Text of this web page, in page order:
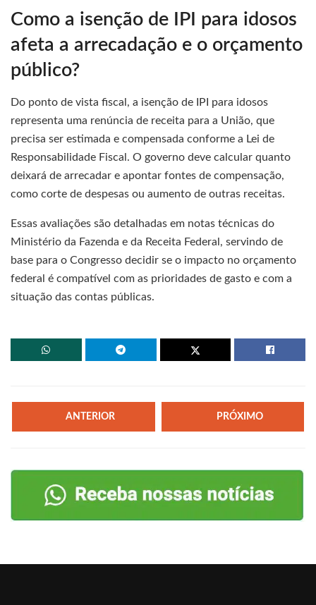
Como a isenção de IPI para idosos
afeta a arrecadação e o orçamento
público?
Do ponto de vista fiscal, a isenção de IPI para idosos
representa uma renúncia de receita para a União, que
precisa ser estimada e compensada conforme a Lei de
Responsabilidade Fiscal. O governo deve calcular quanto
deixará de arrecadar e apontar fontes de compensação,
como corte de despesas ou aumento de outras receitas.
Essas avaliações são detalhadas em notas técnicas do
Ministério da Fazenda e da Receita Federal, servindo de
base para o Congresso decidir se o impacto no orçamento
federal é compatível com as prioridades de gasto e com a
situação das contas públicas.
ANTERIOR PRÓXIMO